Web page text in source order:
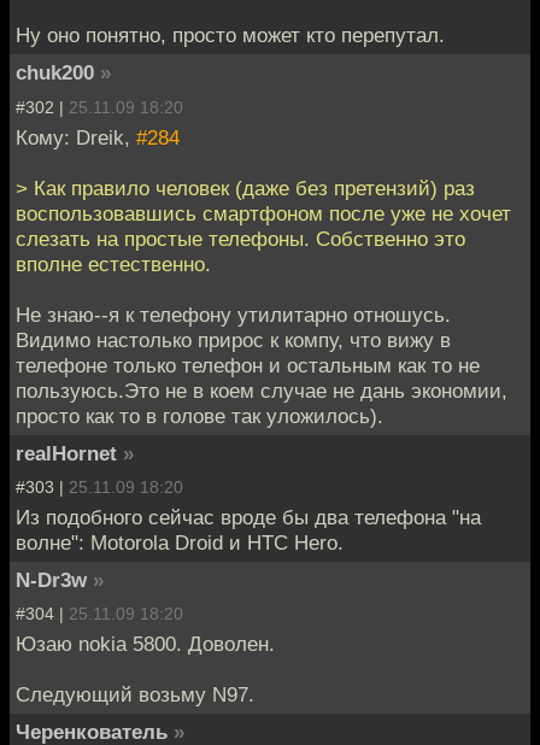
Ну оно понятно, просто может кто перепутал.
chuk200 »
#302 | 25.11.09 18:20
Кому: Dreik, #284
> Как правило человек (даже без претензий) раз
воспользовавшись смартфоном после уже не хочет
слезать на простые телефоны. Собственно это
вполне естественно.
Не знаю--я к телефону утилитарно отношусь.
Видимо настолько прирос к компу, что вижу в
телефоне только телефон и остальным как то не
пользуюсь.Это не в коем случае не дань экономии,
просто как то в голове так уложилось).
realHornet »
#303 | 25.11.09 18:20
Из подобного сейчас вроде бы два телефона "на
волне": Motorola Droid и HTC Hero.
N-Dr3w »
#304 | 25.11.09 18:20
Юзаю nokia 5800. Доволен.
Следующий возьму N97.
Черенкователь »